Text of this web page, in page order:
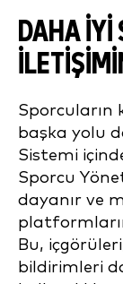
DAHA İYI
Sporcuların
başka yolu
Sistemi
Sporcu
dayanır ve
Bu,
bildirimleri